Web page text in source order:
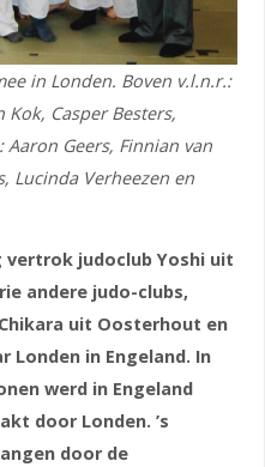
in Londen. Boven v.l.n.r.:
Kok, Casper Besters,
Geers, Finnian van
Lucinda Verheezen en
vertrok judoclub Yoshi uit
andere judo-clubs,
uit Oosterhout en
Londen in Engeland. In
werd in Engeland
door Londen. ’s
door de